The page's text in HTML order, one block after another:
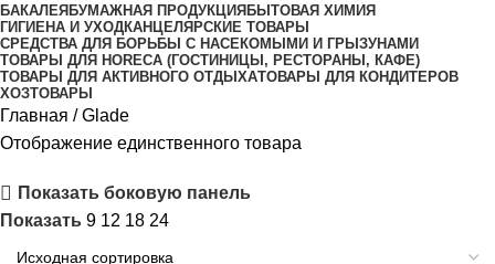
БАКАЛЕЯБУМАЖНАЯ ПРОДУКЦИЯБЫТОВАЯ ХИМИЯ
ГИГИЕНА И УХОДКАНЦЕЛЯРСКИЕ ТОВАРЫ
СРЕДСТВА ДЛЯ БОРЬБЫ С НАСЕКОМЫМИ И ГРЫЗУНАМИ
ТОВАРЫ ДЛЯ HORECA (ГОСТИНИЦЫ, РЕСТОРАНЫ, КАФЕ)
ТОВАРЫ ДЛЯ АКТИВНОГО ОТДЫХАТОВАРЫ ДЛЯ КОНДИТЕРОВ
ХОЗТОВАРЫ
Главная
Glade
Отображение единственного товара
Показать боковую панель
Показать 9 12 18 24